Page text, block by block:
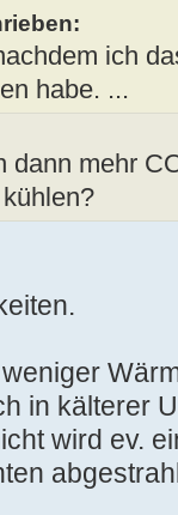
ich
habe. ...
dann mehr
in kälterer
wird ev.